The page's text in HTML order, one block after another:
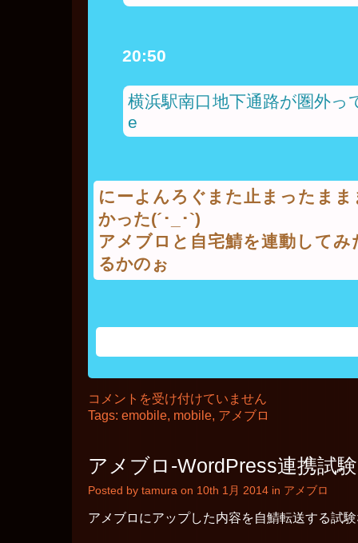
20:50
横浜駅南口地下通路が圏外っ
e
にーよんろぐまた止まったま
かった(´･_･`)
アメブロと自宅鯖を連動して
るかのぉ
2014
年
1
日
の
ロ
は
コメントを受け付けていません
Tags: emobile, mobile, アメブロ
アメブロ-WordPress連携試験
Posted by tamura on 10th 1月 2014 in アメブロ
アメブロにアップした内容を自鯖転送する試